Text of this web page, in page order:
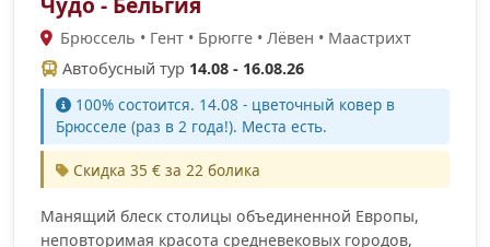
Брюссель • Гент • Брюгге • Лёвен • Маастрихт
Автобусный тур 14.08 - 16.08.26
100% cостоится. 14.08 - цветочный ковер в
Брюсселе (раз в 2 года!). Места есть.
Скидка 35 € за 22 болика
Манящий блеск столицы объединенной Европы,
неповторимая красота средневековых городов,